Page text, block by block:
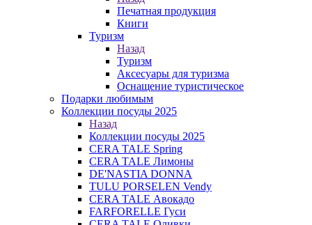
Печатная продукция
Книги
Туризм
Назад
Туризм
Аксесуары для туризма
Оснащение туристическое
Подарки любимым
Коллекции посуды 2025
Назад
Коллекции посуды 2025
CERA TALE Spring
CERA TALE Лимоны
DE'NASTIA DONNA
TULU PORSELEN Vendy
CERA TALE Авокадо
FARFORELLE Гуси